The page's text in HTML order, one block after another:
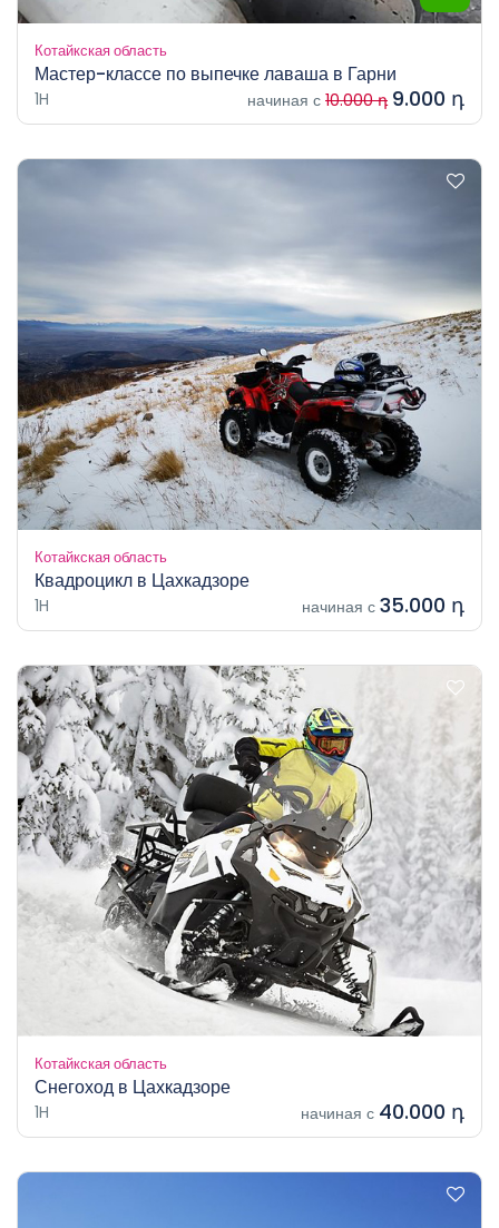
Котайкская область
Мастер-классе по выпечке лаваша в Гарни
1H начиная с 10.000 դ 9.000 դ
Котайкская область
Квадроцикл в Цахкадзоре
1H начиная с 35.000 դ
Котайкская область
Снегоход в Цахкадзоре
1H начиная с 40.000 դ